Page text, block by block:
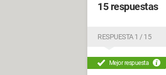
15 respuestas
RESPUESTA 1 / 15
Mejor respuesta